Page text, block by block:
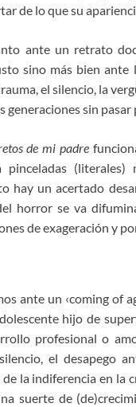
sde lo que su
ante un retrato
sino más bien
el silencio, la
generaciones sin
de mi padre
pinceladas
hay un acertado
horror se va
de exageración y
ante un ‹coming of
hijo de
profesional o
el desapego
la indiferencia en la
suerte de